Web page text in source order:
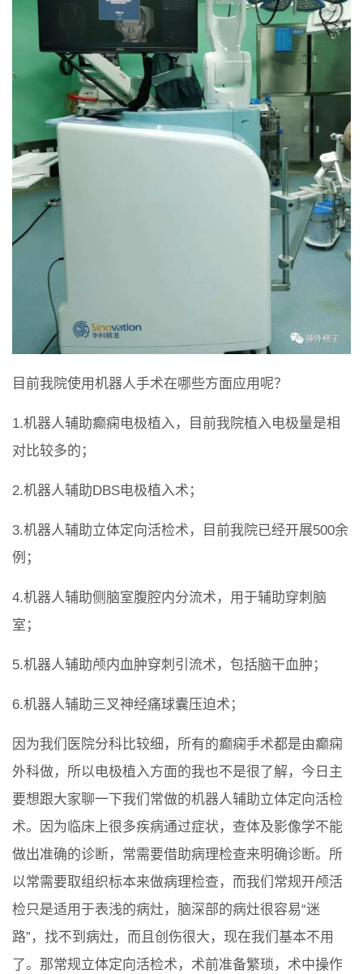
目前我院使用机器人手术在哪些方面应用呢？
1.机器人辅助癫痫电极植入，目前我院植入电极量是相
对比较多的；
2.机器人辅助DBS电极植入术；
3.机器人辅助立体定向活检术，目前我院已经开展500余
例；
4.机器人辅助侧脑室腹腔内分流术，用于辅助穿刺脑
室；
5.机器人辅助颅内血肿穿刺引流术，包括脑干血肿；
6.机器人辅助三叉神经痛球囊压迫术；
因为我们医院分科比较细，所有的癫痫手术都是由癫痫
外科做，所以电极植入方面的我也不是很了解，今日主
要想跟大家聊一下我们常做的机器人辅助立体定向活检
术。因为临床上很多疾病通过症状，查体及影像学不能
做出准确的诊断，常需要借助病理检查来明确诊断。所
以常需要取组织标本来做病理检查，而我们常规开颅活
检只是适用于表浅的病灶，脑深部的病灶很容易“迷
路”，找不到病灶，而且创伤很大，现在我们基本不用
了。那常规立体定向活检术，术前准备繁琐，术中操作